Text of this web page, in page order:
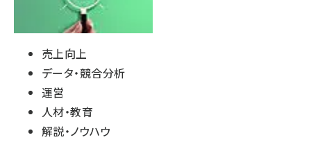
売上向上
データ・競合分析
運営
人材・教育
解説・ノウハウ